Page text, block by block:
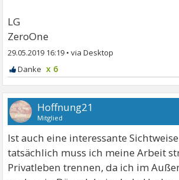
LG
ZeroOne
29.05.2019 16:19 •
x 6
Hoffnung21
Mitglied
Ist auch eine interessante
tatsächlich muss ich meine Arbeit
Privatleben trennen, da ich im